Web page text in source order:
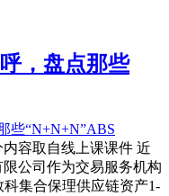
，盘点那些
容取自线上课课件 近
公司作为交易服务机构
集合保理供应链资产1-